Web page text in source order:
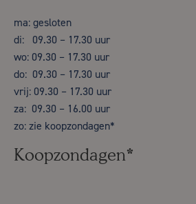
ma: gesloten
di: 09.30 – 17.30 uur
wo: 09.30 – 17.30 uur
do: 09.30 – 17.30 uur
vrij: 09.30 – 17.30 uur
za: 09.30 – 16.00 uur
zo: zie koopzondagen*
Koopzondagen*